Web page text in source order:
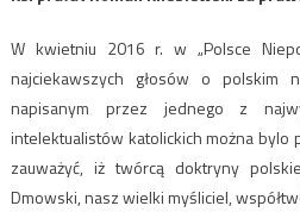
W kwietniu 2016 r. w „Polsce
najciekawszych głosów o polskim
napisanym przez jednego z
intelektualistów katolickich można bylo
zauważyć, iż twórcą doktryny
Dmowski, nasz wielki myśliciel,